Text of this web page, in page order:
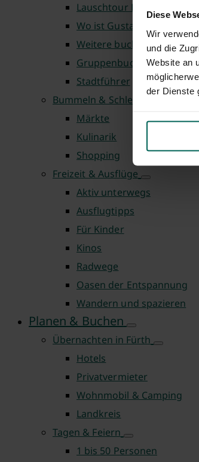
Diese
Wir
und die
Website an
der Dienste
Lauschtour Fürth
Wo ist Gustav
Weitere buchbare
Gruppenbuchung
Stadtführer
Bummeln & Schlemmen
Märkte
Kulinarik
Shopping
Freizeit & Ausflüge
Aktiv unterwegs
Ausflugtipps
Für Kinder
Kinos
Radwege
Oasen der Entspannung
Wandern und spazieren
Planen & Buchen
Übernachten in Fürth
Hotels
Privatvermieter
Wohnmobil & Camping
Landkreis
Tagen & Feiern
1 bis 50 Personen